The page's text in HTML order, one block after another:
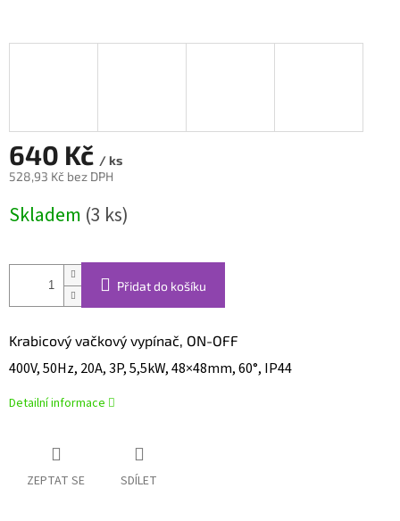
640 Kč / ks
528,93 Kč bez DPH
cena:
Skladem (3 ks)
Přidat do košíku
Krabicový vačkový vypínač, ON-OFF
400V, 50Hz, 20A, 3P, 5,5kW, 48×48mm, 60°, IP44
Detailní informace
ZEPTAT SE SDÍLET